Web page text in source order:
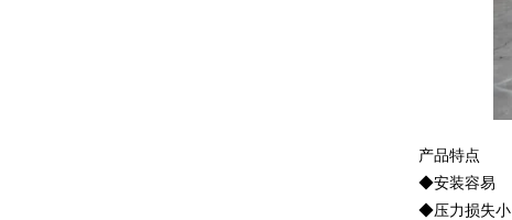
产品特点
◆安装容易
◆压力损失小